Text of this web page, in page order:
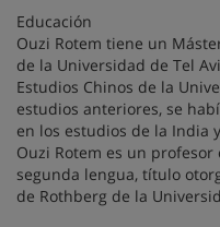
Educación
Ouzi Rotem tiene un
de la Universidad de Tel
Estudios Chinos de la
estudios anteriores, se
en los estudios de la India
Ouzi Rotem es un
segunda lengua, título
de Rothberg de la